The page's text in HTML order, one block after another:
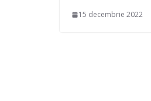
15 decembrie 2022